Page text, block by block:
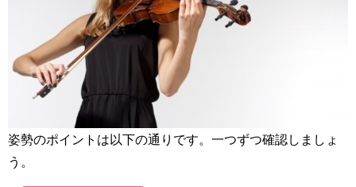
姿勢のポイントは以下の通りです。一つずつ確認しましょ
う。